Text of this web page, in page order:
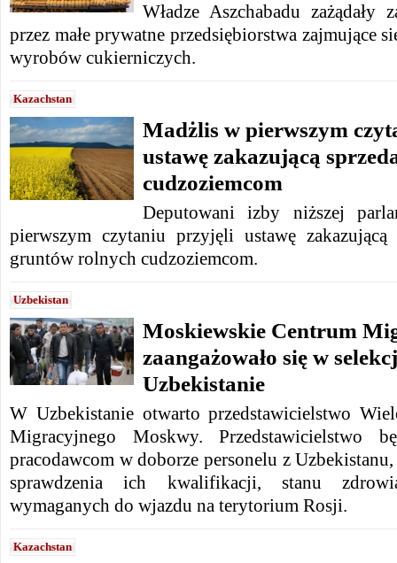
Władze Aszchabadu zażądały
przez małe prywatne przedsiębiorstwa zajmujące
wyrobów cukierniczych.
Kazachstan
Madżlis w pierwszym
ustawę zakazującą
cudzoziemcom
Deputowani izby niższej
pierwszym czytaniu przyjęli ustawę
gruntów rolnych cudzoziemcom.
Uzbekistan
Moskiewskie Centrum
zaangażowało się w
Uzbekistanie
W Uzbekistanieotwarto przedstawicielstwo
Migracyjnego Moskwy.Przedstawicielstwo
pracodawcom w doborze personelu z
sprawdzenia ich kwalifikacji, stanu
wymaganych do wjazdu na terytorium Rosji.
Kazachstan